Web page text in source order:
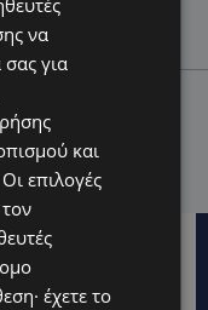
το κέντρο της
και στη σύζυγο
την
να
για
και
επιλογές
έχετε το